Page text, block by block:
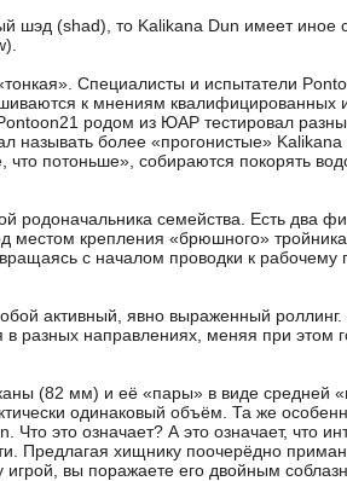
шэд (shad), то Kalikana Dun имеет иное
Специалисты и испытатели
к мнениям квалифицированных
родом из ЮАР тестировал
называть более «прогонистые»
что потоньше», собираются покорять
родоначальника семейства. Есть два
местом крепления «брюшного»
с началом проводки к
активный, явно выраженный
разных направлениях, меняя при этом
(82 мм) и её «пары» в виде средней
одинаковый объём. Та же
это означает? А это означает, что
Предлагая хищнику поочерёдно
вы поражаете его двойным